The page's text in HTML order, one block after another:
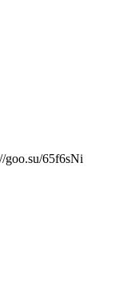
65f6sNi